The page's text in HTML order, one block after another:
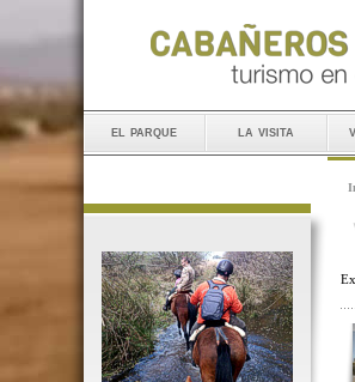
el parque la visita